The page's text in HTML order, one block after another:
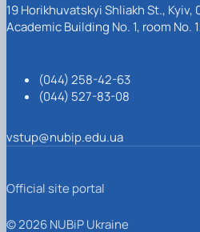
19 Horikhuvatskyi Shliakh St., Kyiv,
Academic Building No. 1, room No.
(044) 258-42-63
(044) 527-83-08
vstup@nubip.edu.ua
Official site portal
© 2026 NUBiP Ukraine